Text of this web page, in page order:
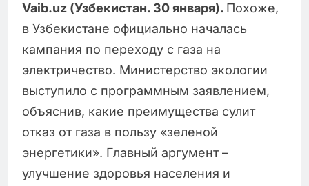
Vaib.uz (Узбекистан. 30 января). Похоже,
в Узбекистане официально началась
кампания по переходу с газа на
электричество. Министерство экологии
выступило с программным заявлением,
объяснив, какие преимущества сулит
отказ от газа в пользу «зеленой
энергетики». Главный аргумент –
улучшение здоровья населения и